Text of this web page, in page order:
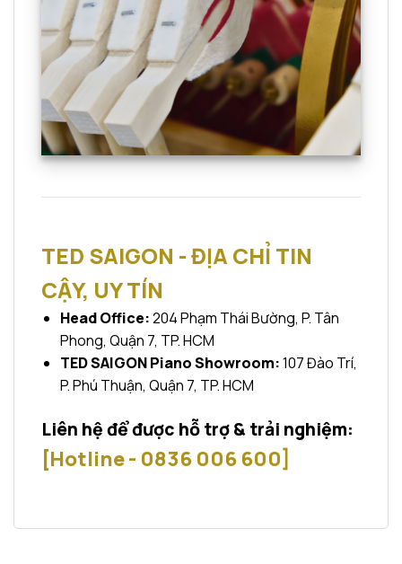
TED SAIGON - ĐỊA CHỈ TIN
CẬY, UY TÍN
Head Office:204 Phạm Thái Bường, P. Tân
Phong, Quận 7, TP. HCM
TED SAIGON Piano Showroom:107 Đào Trí,
P. Phú Thuận, Quận 7, TP. HCM
Liên hệ để được hỗ trợ & trải nghiệm:
[Hotline - 0836 006 600]